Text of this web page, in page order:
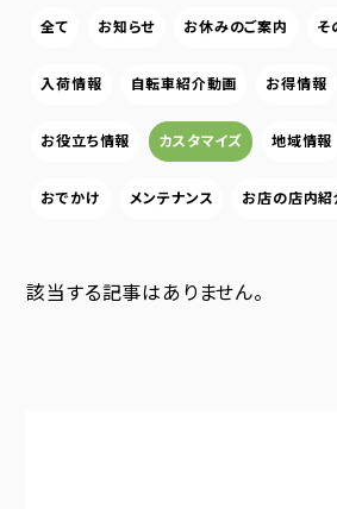
全て お知らせ お休みのご案内 そ
入荷情報 自転車紹介動画 お得情報
お役立ち情報 カスタマイズ 地域情報
おでかけ メンテナンス お店の店内紹
該当する記事はありません。